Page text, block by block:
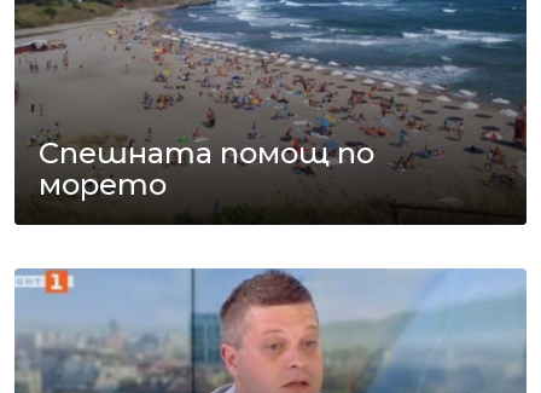
Спешната помощ по
морето